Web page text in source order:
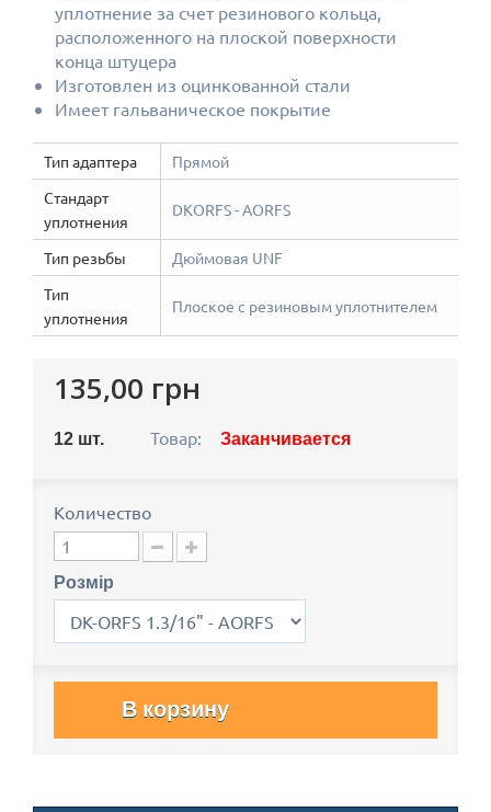
уплотнение за счет резинового кольца,
расположенного на плоской поверхности
конца штуцера
Изготовлен из оцинкованной стали
Имеет гальваническое покрытие
Тип адаптера
Прямой
Стандарт
уплотнения
DKORFS - AORFS
Тип резьбы
Дюймовая UNF
Тип
уплотнения
Плоское с резиновым уплотнителем
135,00 грн
12 шт. Товар: Заканчивается
Количество
Розмір
В корзину